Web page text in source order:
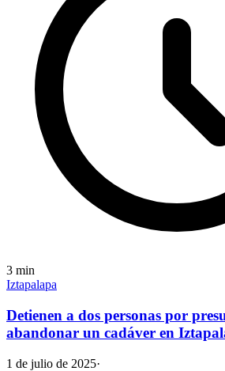
3 min
Iztapalapa
Detienen a dos personas por
abandonar un cadáver en
1 de julio de 2025·